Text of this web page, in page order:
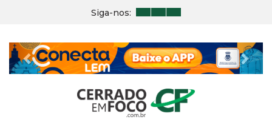
Siga-nos:
Previous Next